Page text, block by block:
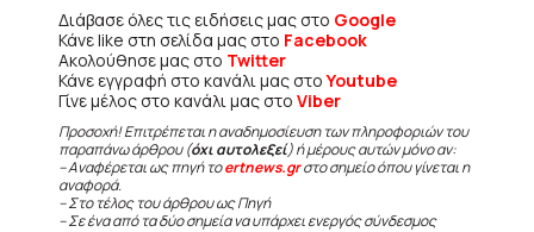
Διάβασε όλες τις ειδήσεις μας στο Google
Κάνε like στη σελίδα μας στο Facebook
Ακολούθησε μας στο Twitter
Κάνε εγγραφή στο κανάλι μας στοYoutube
Γίνε μέλος στο κανάλι μας στο Viber
Προσοχή! Επιτρέπεται η αναδημοσίευση των πληροφοριών του
παραπάνω άρθρου (όχι αυτολεξεί) ή μέρους αυτών μόνο αν:
– Αναφέρεται ως πηγή τοertnews.grστο σημείο όπου γίνεται η
αναφορά.
– Στο τέλος του άρθρου ως Πηγή
– Σε ένα από τα δύο σημεία να υπάρχει ενεργός σύνδεσμος